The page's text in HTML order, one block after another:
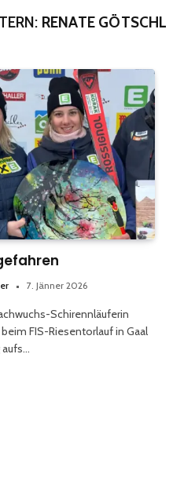
RENATE GÖTSCHL
7. Jänner 2026
Schirennläuferin
FIS-Riesentorlauf in Gaal
aufs…